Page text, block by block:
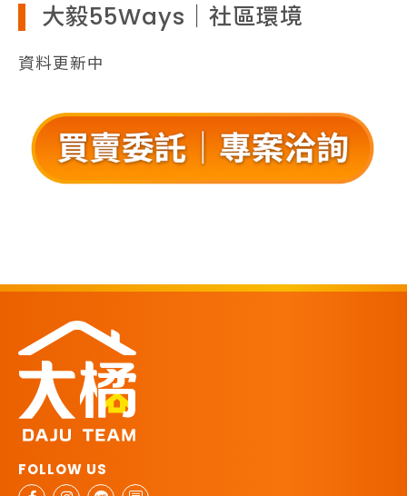
大毅55Ways｜社區環境
資料更新中